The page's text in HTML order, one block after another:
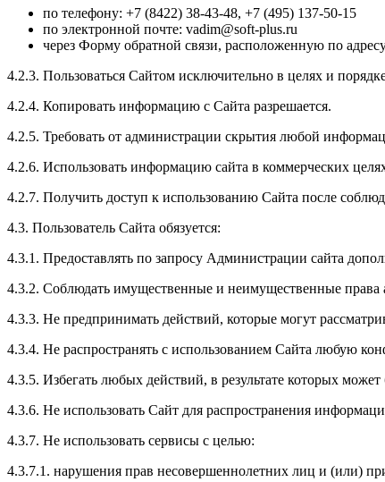
по телефону: +7 (8422) 38-43-48, +7 (495) 137-50-15
по электронной почте: vadim@soft-plus.ru
через Форму обратной связи, расположенную по
4.2.3. Пользоваться Сайтом исключительно в целях и
4.2.4. Копировать информацию с Сайта разрешается.
4.2.5. Требовать от администрации скрытия любой
4.2.6. Использовать информацию сайта в коммерческих
4.2.7. Получить доступ к использованию Сайта после
4.3. Пользователь Сайта обязуется:
4.3.1. Предоставлять по запросу Администрации сайта
4.3.2. Соблюдать имущественные и неимущественные права
4.3.3. Не предпринимать действий, которые могут
4.3.4. Не распространять с использованием Сайта любую
4.3.5. Избегать любых действий, в результате которых
4.3.6. Не использовать Сайт для распространения
4.3.7. Не использовать сервисы с целью:
4.3.7.1. нарушения прав несовершеннолетних лиц и (или)